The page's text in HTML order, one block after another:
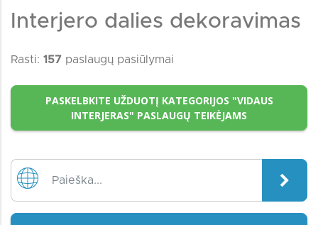
Interjero dalies dekoravimas
Rasti: 157 paslaugų pasiūlymai
PASKELBKITE UŽDUOTĮ KATEGORIJOS "VIDAUS
INTERJERAS" PASLAUGŲ TEIKĖJAMS